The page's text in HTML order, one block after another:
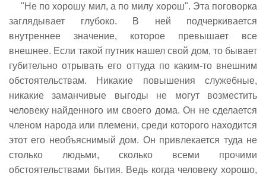
"Не по хорошу мил, а по милу хорош". Эта поговорка
заглядывает глубоко. В ней подчеркивается
внутреннее значение, которое превышает все
внешнее. Если такой путник нашел свой дом, то бывает
губительно отрывать его оттуда по каким-то внешним
обстоятельствам. Никакие повышения служебные,
никакие заманчивые выгоды не могут возместить
человеку найденного им своего дома. Он не сделается
членом народа или племени, среди которого находится
этот его необъяснимый дом. Он привлекается туда не
столько людьми, сколько всеми прочими
обстоятельствами бытия. Ведь когда человеку хорошо,